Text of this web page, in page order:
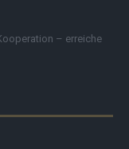
– erreiche